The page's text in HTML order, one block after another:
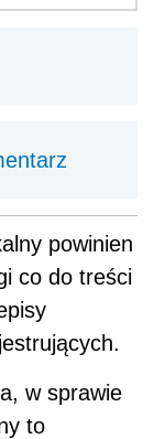
powinien
co do treści
w sprawie
to